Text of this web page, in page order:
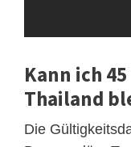
Kann ich
Thailand
Die